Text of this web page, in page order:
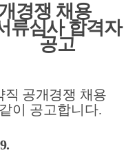
경쟁 채용
류심사 합격자
공고
공개경쟁 채용
같이 공고합니다.